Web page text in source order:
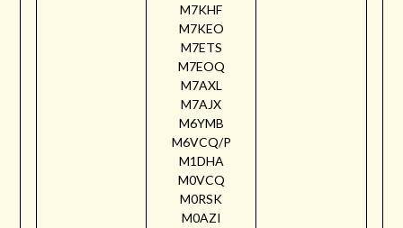
M7KHF
M7KEO
M7ETS
M7EOQ
M7AXL
M7AJX
M6YMB
M6VCQ/P
M1DHA
M0VCQ
M0RSK
M0AZI